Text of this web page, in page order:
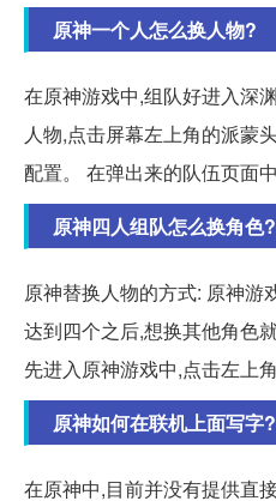
原神一个人怎么换人物?
在原神游戏中,组队好进入深
人物,点击屏幕左上角的派蒙
配置。 在弹出来的队伍页面
原神四人组队怎么换角色?
原神替换人物的方式: 原神游
达到四个之后,想换其他角色
先进入原神游戏中,点击左上
原神如何在联机上面写字?
在原神中,目前并没有提供直